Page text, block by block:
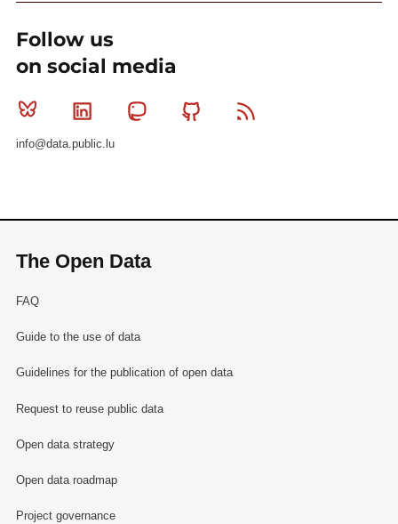
Follow us
on social media
Bluesky Linkedin MastodonGithub
info@data.public.lu
The Open Data
FAQ
Guide to the use of data
Guidelines for the publication of open data
Request to reuse public data
Open data strategy
Open data roadmap
Project governance